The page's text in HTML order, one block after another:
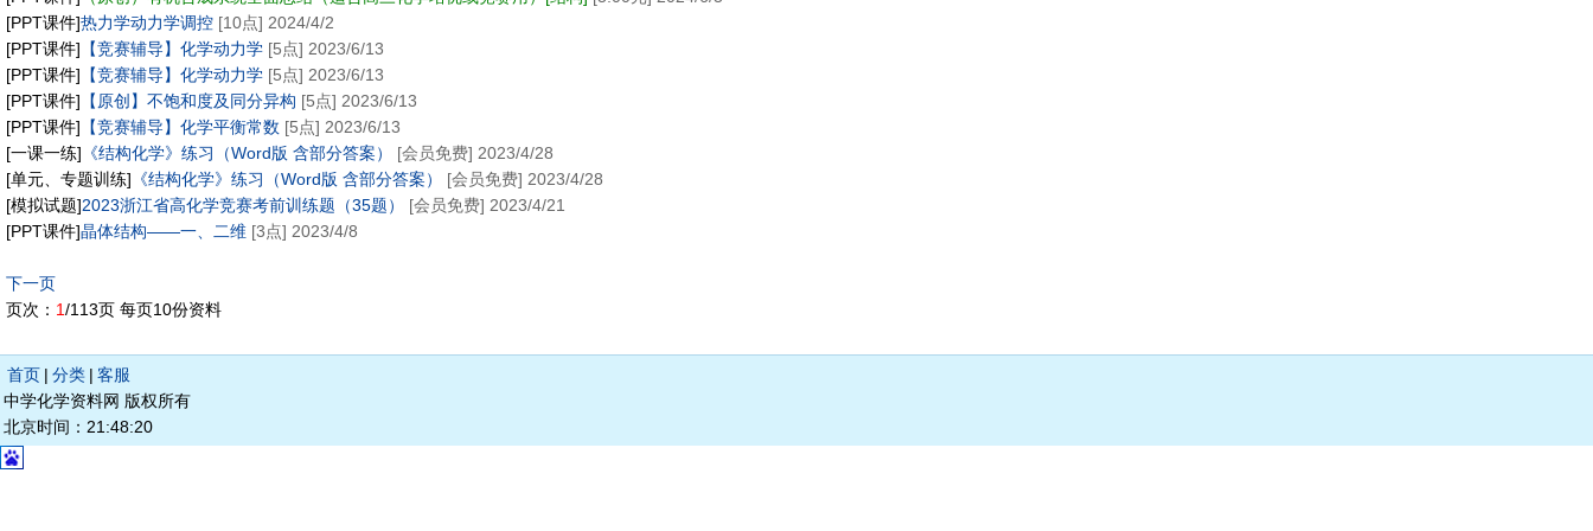
[PPT课件]热力学动力学调控 [10点] 2024/4/2
[PPT课件] 【竞赛辅导】化学动力学 [5点] 2023/6/13
[PPT课件] 【竞赛辅导】化学动力学 [5点] 2023/6/13
[PPT课件] 【原创】不饱和度及同分异构 [5点] 2023/6/13
[PPT课件] 【竞赛辅导】化学平衡常数 [5点] 2023/6/13
[一课一练] 《结构化学》练习（Word版 含部分答案）
[会员免费] 2023/4/28
[单元、专题训练] 《结构化学》练习（Word版 含部分答案）
[会员免费] 2023/4/28
[模拟试题]2023浙江省高化学竞赛考前训练题（35题）
[会员免费] 2023/4/21
[PPT课件]晶体结构——一、二维 [3点] 2023/4/8
下一页
页次： 1/113页 每页10份资料
首页 | 分类 | 客服
中学化学资料网 版权所有
北京时间：21:48:20